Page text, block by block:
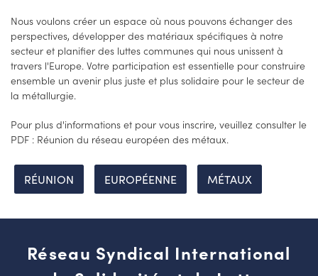
Nous voulons créer un espace où nous pouvons échanger des
perspectives, développer des matériaux spécifiques à notre
secteur et planifier des luttes communes qui nous unissent à
travers l'Europe. Votre participation est essentielle pour construire
ensemble un avenir plus juste et plus solidaire pour le secteur de
la métallurgie.
Pour plus d'informations et pour vous inscrire, veuillez consulter le
PDF : Réunion du réseau européen des métaux.
RÉUNION EUROPÉENNE MÉTAUX
Réseau Syndical International